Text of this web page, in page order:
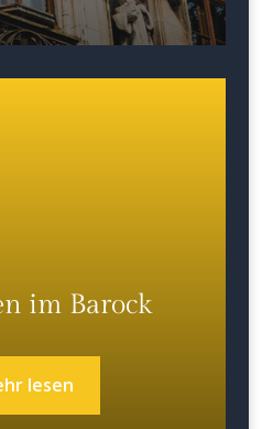
im Barock
lesen